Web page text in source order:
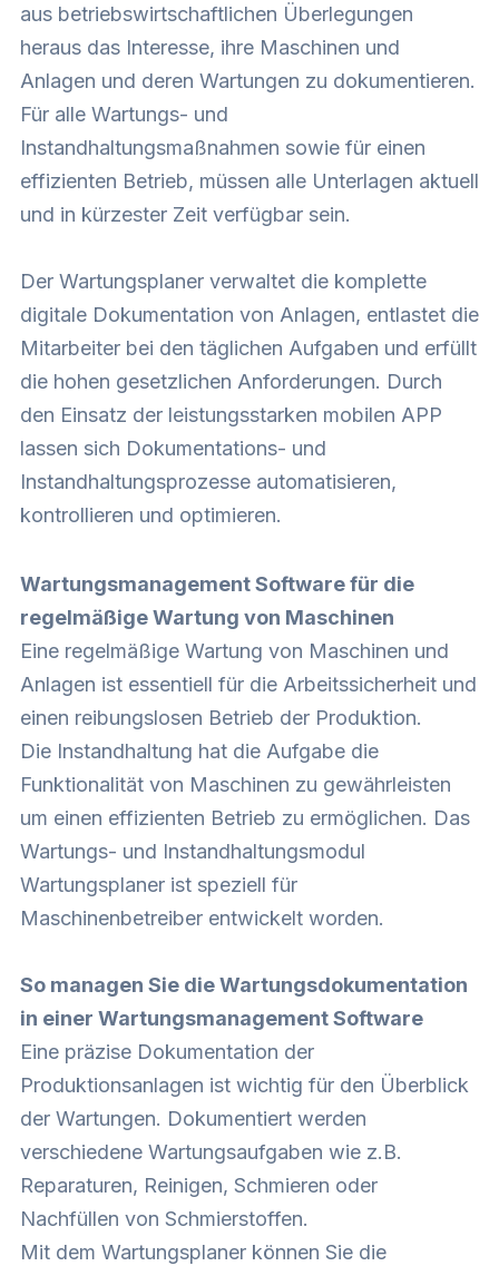
aus betriebswirtschaftlichen Überlegungen
heraus das Interesse, ihre Maschinen und
Anlagen und deren Wartungen zu dokumentieren.
Für alle Wartungs- und
Instandhaltungsmaßnahmen sowie für einen
effizienten Betrieb, müssen alle Unterlagen aktuell
und in kürzester Zeit verfügbar sein.
Der Wartungsplaner verwaltet die komplette
digitale Dokumentation von Anlagen, entlastet die
Mitarbeiter bei den täglichen Aufgaben und erfüllt
die hohen gesetzlichen Anforderungen. Durch
den Einsatz der leistungsstarken mobilen APP
lassen sich Dokumentations- und
Instandhaltungsprozesse automatisieren,
kontrollieren und optimieren.
Wartungsmanagement Software für die
regelmäßige Wartung von Maschinen
Eine regelmäßige Wartung von Maschinen und
Anlagen ist essentiell für die Arbeitssicherheit und
einen reibungslosen Betrieb der Produktion.
Die Instandhaltung hat die Aufgabe die
Funktionalität von Maschinen zu gewährleisten
um einen effizienten Betrieb zu ermöglichen. Das
Wartungs- und Instandhaltungsmodul
Wartungsplaner ist speziell für
Maschinenbetreiber entwickelt worden.
So managen Sie die Wartungsdokumentation
in einer Wartungsmanagement Software
Eine präzise Dokumentation der
Produktionsanlagen ist wichtig für den Überblick
der Wartungen. Dokumentiert werden
verschiedene Wartungsaufgaben wie z.B.
Reparaturen, Reinigen, Schmieren oder
Nachfüllen von Schmierstoffen.
Mit dem Wartungsplaner können Sie die